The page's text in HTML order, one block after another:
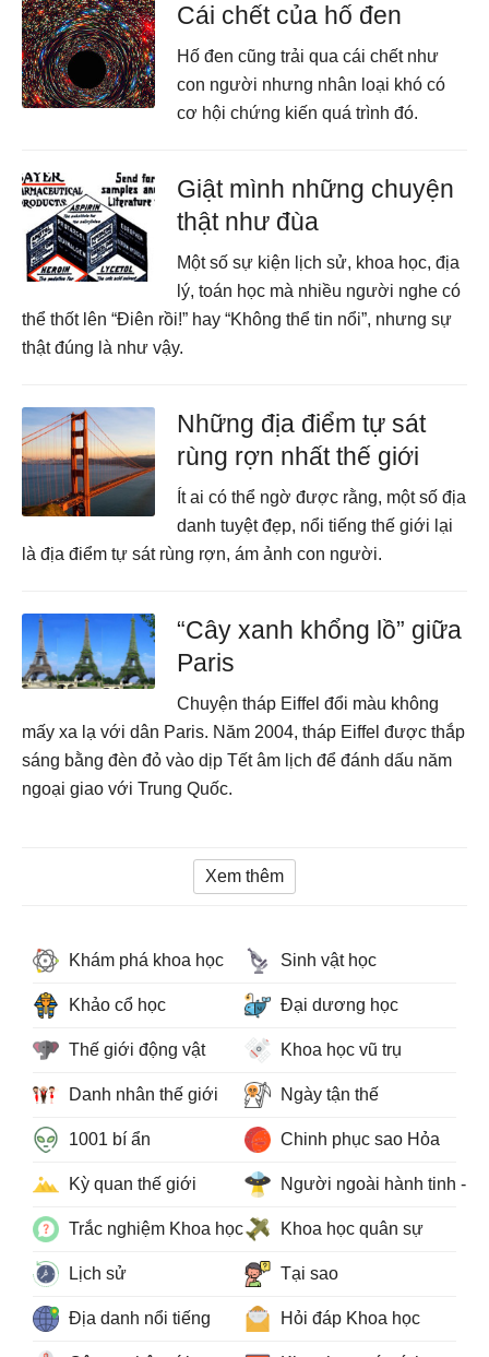
Cái chết của hố đen
Hố đen cũng trải qua cái chết như
con người nhưng nhân loại khó có
cơ hội chứng kiến quá trình đó.
Giật mình những chuyện
thật như đùa
Một số sự kiện lịch sử, khoa học, địa
lý, toán học mà nhiều người nghe có
thể thốt lên “Điên rồi!” hay “Không thể tin nổi”, nhưng sự
thật đúng là như vậy.
Những địa điểm tự sát
rùng rợn nhất thế giới
Ít ai có thể ngờ được rằng, một số địa
danh tuyệt đẹp, nổi tiếng thế giới lại
là địa điểm tự sát rùng rợn, ám ảnh con người.
“Cây xanh khổng lồ” giữa
Paris
Chuyện tháp Eiffel đổi màu không
mấy xa lạ với dân Paris. Năm 2004, tháp Eiffel được thắp
sáng bằng đèn đỏ vào dịp Tết âm lịch để đánh dấu năm
ngoại giao với Trung Quốc.
Xem thêm
Khám phá khoa học Sinh vật học
Khảo cổ học Đại dương học
Thế giới động vật Khoa học vũ trụ
Danh nhân thế giới Ngày tận thế
1001 bí ẩn Chinh phục sao Hỏa
Kỳ quan thế giới Người ngoài hành tinh -
Trắc nghiệm Khoa học Khoa học quân sự
Lịch sử Tại sao
Địa danh nổi tiếng Hỏi đáp Khoa học